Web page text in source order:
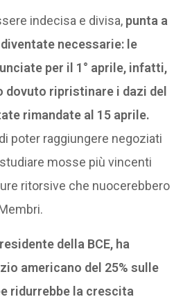
indecisa e divisa, punta a
necessarie: le
per il 1° aprile, infatti,
dovuto ripristinare i dazi del
rimandate al 15 aprile.
poter raggiungere negoziati
mosse più vincenti
ritorsive che nuocerebbero
della BCE, ha
americano del 25% sulle
ridurrebbe la crescita